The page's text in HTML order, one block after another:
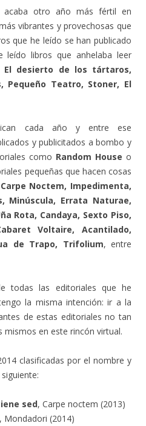
otro año más fértil en
vibrantes y provechosas que
que he leído se han publicado
leído libros que anhelaba leer
El desierto de los tártaros,
Pequeño Teatro, Stoner, El
cada año y entre ese
y publicitados a bombo y
como Random House o
pequeñas que hacen cosas
Noctem, Impedimenta,
Minúscula, Errata Naturae,
Rota, Candaya, Sexto Piso,
Voltaire, Acantilado,
de Trapo, Trifolium, entre
todas las editoriales que he
la misma intención: ir a la
de estas editoriales no tan
mismos en este rincón virtual.
clasificadas por el nombre y
sed, Carpe noctem (2013)
, Mondadori (2014)